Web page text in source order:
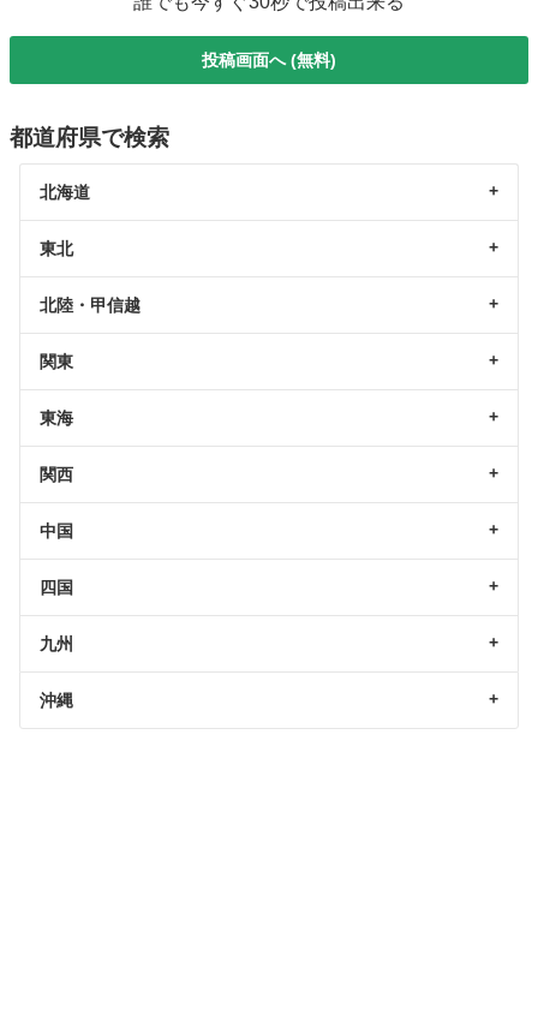
投稿画面へ (無料)
都道府県で検索
北海道
東北
北陸・甲信越
関東
東海
関西
中国
四国
九州
沖縄